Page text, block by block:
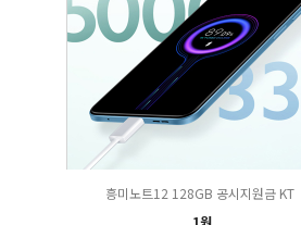
흥미노트12 128GB 공시지원금 KT
1원